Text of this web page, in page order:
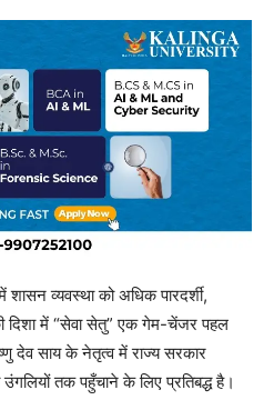
व्यवस्था को अधिक पारदर्शी,
में “सेवा सेतु” एक गेम-चेंजर पहल
देव साय के नेतृत्व में राज्य सरकार
तक पहुँचाने के लिए प्रतिबद्ध है।